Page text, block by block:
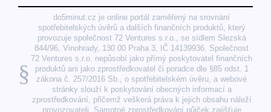
§
do5minut.cz je online portál zaměřený na srovnání
spotřebitelských úvěrů a dalších finančních produktů, který
provozuje společnost 72 Ventures s.r.o., se sídlem Slezská
844/96, Vinohrady, 130 00 Praha 3, IČ 14139936. Společnost
72 Ventures s.r.o. nepůsobí jako přímý poskytovatel finančních
produktů ani jako zprostředkovatel či poradce dle §85 odst. 1
zákona č. 257/2016 Sb., o spotřebitelském úvěru, a webové
stránky slouží k poskytování obecných informací a
zprostředkování, přičemž veškerá práva k jejich obsahu náleží
provozovateli. Samotné zprostředkování půjček zajišťuje